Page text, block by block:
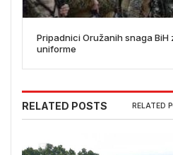
Pripadnici Oružanih snaga
uniforme
RELATED POSTS RELATED